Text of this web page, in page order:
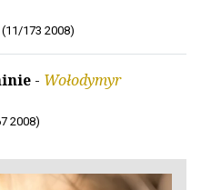
173 2008)
- Wołodymyr
2008)